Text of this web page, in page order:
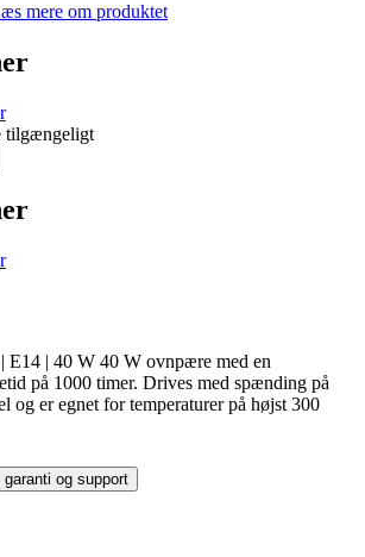
mere om produktet
tilgængeligt
E14 | 40 W 40 W ovnpære med en
på 1000 timer. Drives med spænding på
og er egnet for temperaturer på højst 300
garanti og support